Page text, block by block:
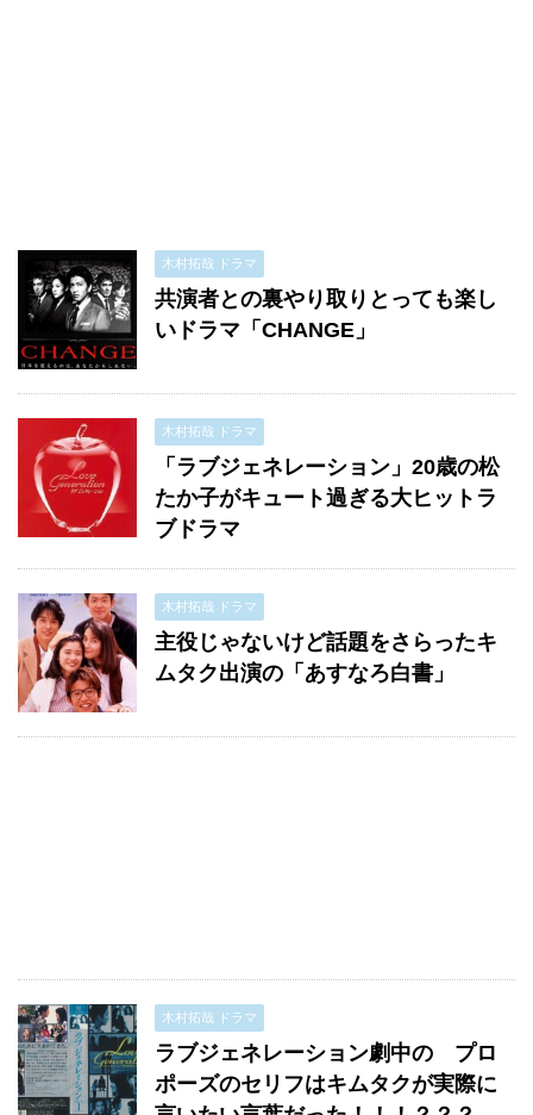
木村拓哉 ドラマ
共演者との裏やり取りとっても楽し
いドラマ「CHANGE」
木村拓哉 ドラマ
「ラブジェネレーション」20歳の松
たか子がキュート過ぎる大ヒットラ
ブドラマ
木村拓哉 ドラマ
主役じゃないけど話題をさらったキ
ムタク出演の「あすなろ白書」
木村拓哉 ドラマ
ラブジェネレーション劇中の プロ
ポーズのセリフはキムタクが実際に